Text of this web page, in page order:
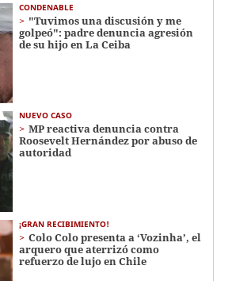
CONDENABLE
"Tuvimos una discusión y me
golpeó": padre denuncia agresión
de su hijo en La Ceiba
NUEVO CASO
MP reactiva denuncia contra
Roosevelt Hernández por abuso de
autoridad
¡GRAN RECIBIMIENTO!
Colo Colo presenta a ‘Vozinha’, el
arquero que aterrizó como
refuerzo de lujo en Chile